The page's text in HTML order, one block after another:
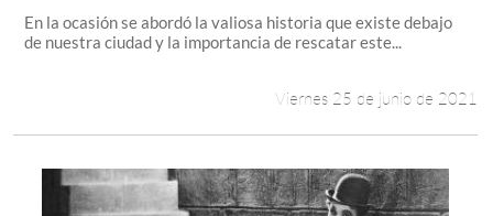
En la ocasión se abordó la valiosa historia que existe debajo
de nuestra ciudad y la importancia de rescatar este...
Viernes 25 de junio de 2021